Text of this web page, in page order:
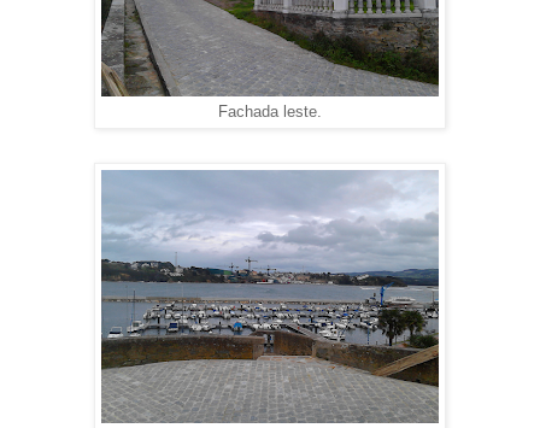
Fachada leste.